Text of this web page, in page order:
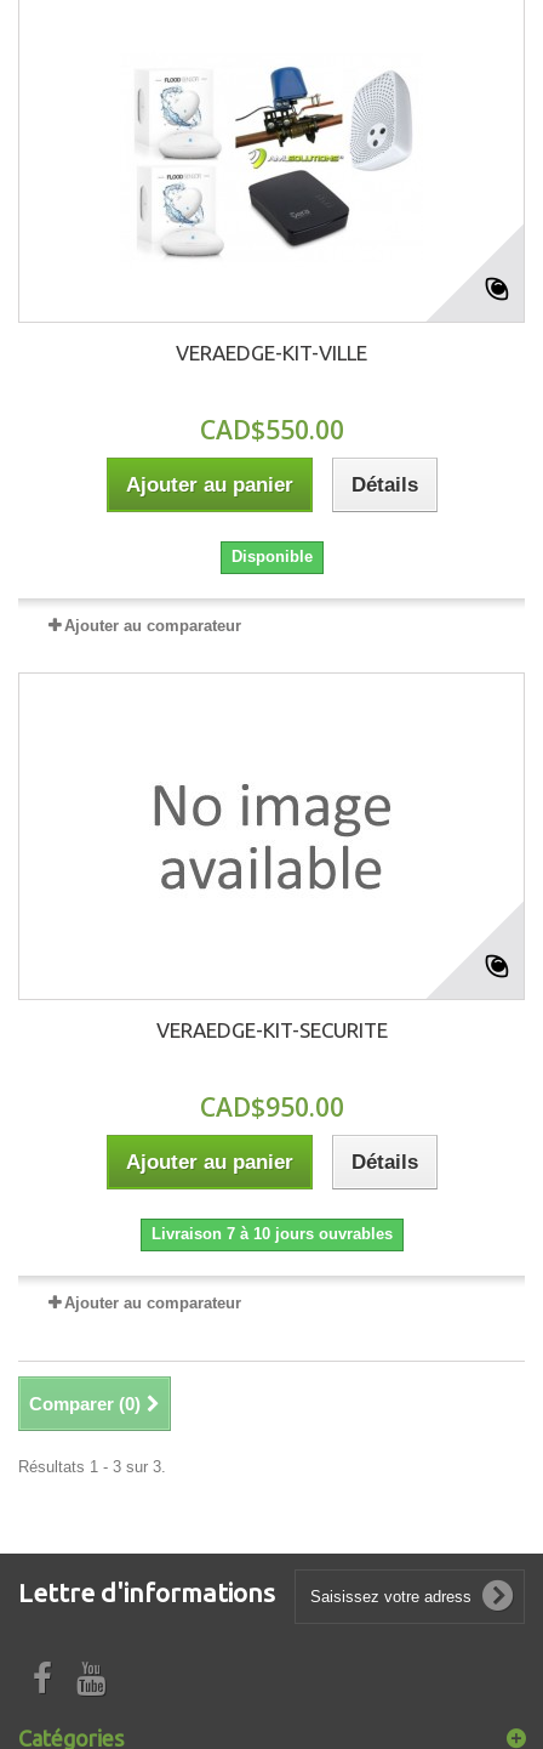
VERAEDGE-KIT-VILLE
CAD$550.00
Ajouter au panier Détails
Disponible
Ajouter au comparateur
VERAEDGE-KIT-SECURITE
CAD$950.00
Ajouter au panier Détails
Livraison 7 à 10 jours ouvrables
Ajouter au comparateur
Comparer (0)
Résultats 1 - 3 sur 3.
Lettre d'informations
Catégories